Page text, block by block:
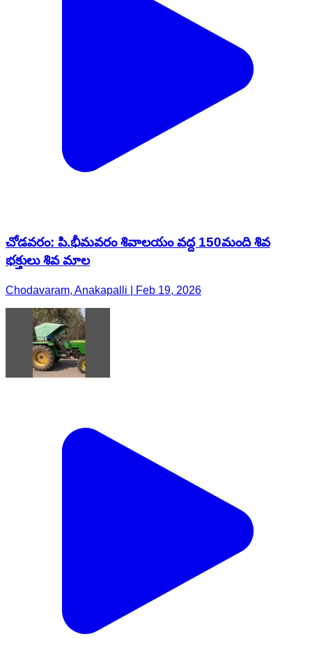
చోడవరం: పి.భీమవరం శివాలయం వద్ద 150మంది శివ
భక్తులు శివ మాల
Chodavaram, Anakapalli | Feb 19, 2026